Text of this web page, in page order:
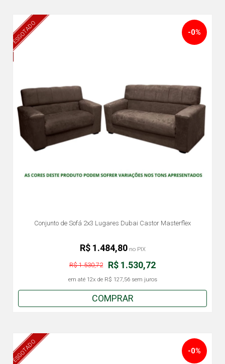
ESGOTADO
Conjunto de Sofá 2x3 Lugares Dubai Castor Masterflex
-0%
R$ 1.530,72
R$ 1.530,72
em até 12x de R$ 127,56sem juros
R$ 1.484,80no PIX
COMPRAR
ESGOTADO -0%